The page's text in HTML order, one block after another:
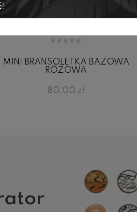
MINI BRANSOLETKA BAZOWA
RÓŻOWA
80,00 zł